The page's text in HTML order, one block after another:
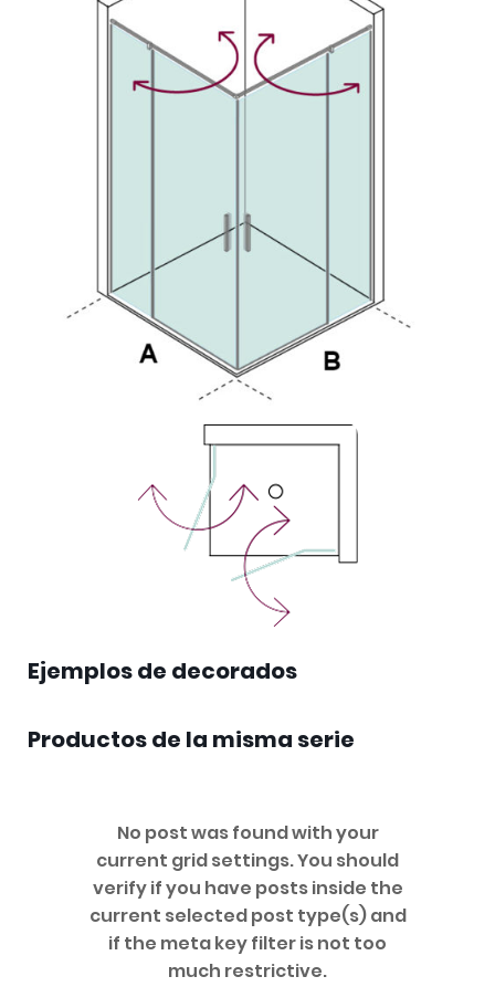
Ejemplos de decorados
Productos de la misma serie
No post was found with your
current grid settings. You should
verify if you have posts inside the
current selected post type(s) and
if the meta key filter is not too
much restrictive.